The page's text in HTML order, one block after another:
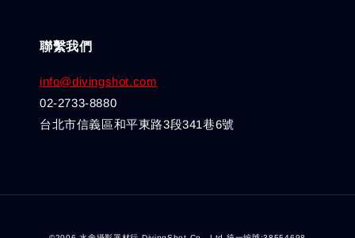
聯繫我們
info@divingshot.com
02-2733-8880
台北市信義區和平東路3段341巷6號